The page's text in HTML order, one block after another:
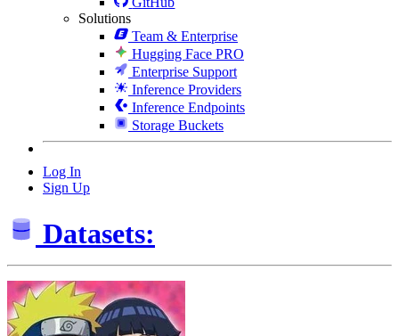
Solutions
Team & Enterprise
Hugging Face PRO
Enterprise Support
Inference Providers
Inference Endpoints
Storage Buckets
Log In
Sign Up
Datasets: